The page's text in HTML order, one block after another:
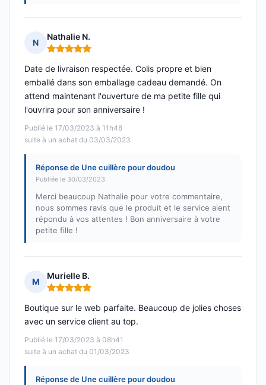
N
Nathalie N.
Note : 5 sur 5
Publié le 17/03/2023 à 11h48
suite à un achat du 03/03/2023
Date de livraison respectée. Colis propre et bien
emballé dans son emballage cadeau demandé. On
attend maintenant l'ouverture de ma petite fille qui
l'ouvrira pour son anniversaire !
Réponse de Une cuillère pour doudou
Publiée le 30/03/2023
Merci beaucoup Nathalie pour votre commentaire,
nous sommes ravis que le produit et le service aient
répondu à vos attentes ! Bon anniversaire à votre
petite fille !
M
Murielle B.
Note : 5 sur 5
Publié le 17/03/2023 à 08h41
suite à un achat du 01/03/2023
Boutique sur le web parfaite. Beaucoup de jolies choses
avec un service client au top.
Réponse de Une cuillère pour doudou